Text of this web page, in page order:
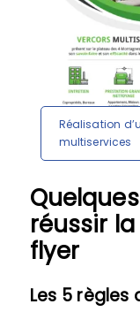
Réalisation
multiservices
réussir
flyer
Les 5 règles